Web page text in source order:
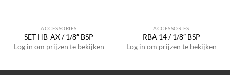
ACCESSORIES
SET HB-AX / 1/8″ BSP
Log in om prijzen te bekijken
ACCESSORIES
RBA 14 / 1/8″ BSP
Log in om prijzen te bekijken